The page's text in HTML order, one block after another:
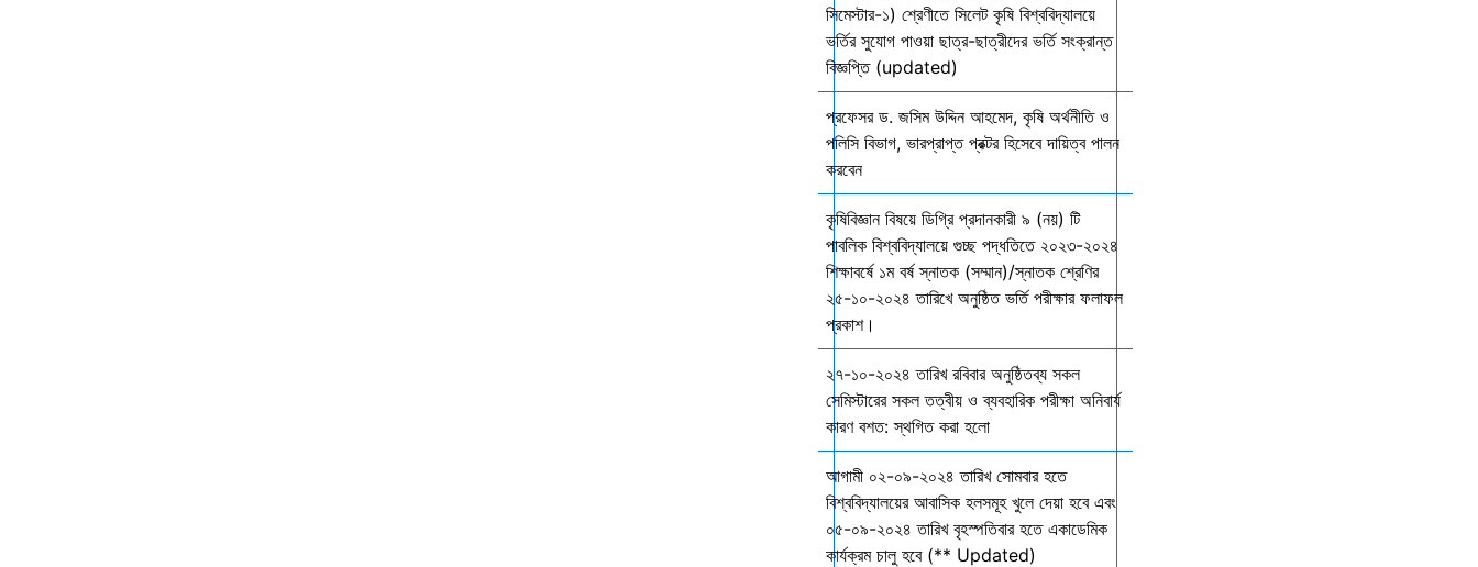
সিমেস্টার-১) শ্রেণীতে সিলেট কৃষি বিশ্ববিদ্যালয়ে
ভর্তির সুযোগ পাওয়া ছাত্র-ছাত্রীদের ভর্তি সংক্রান্ত
বিজ্ঞপ্তি (updated)
প্রফেসর ড. জসিম উদ্দিন আহমেদ, কৃষি অর্থনীতি ও
পলিসি বিভাগ, ভারপ্রাপ্ত প্রক্টর হিসেবে দায়িত্ব পালন
করবেন
কৃষিবিজ্ঞান বিষয়ে ডিগ্রি প্রদানকারী ৯ (নয়) টি
পাবলিক বিশ্ববিদ্যালয়ে গুচ্ছ পদ্ধতিতে ২০২৩-২০২৪
শিক্ষাবর্ষে ১ম বর্ষ স্নাতক (সম্মান)/স্নাতক শ্রেণির
২৫-১০-২০২৪ তারিখে অনুষ্ঠিত ভর্তি পরীক্ষার ফলাফল
প্রকাশ।
২৭-১০-২০২৪ তারিখ রবিবার অনুষ্ঠিতব্য সকল
সেমিস্টারের সকল তত্বীয় ও ব্যবহারিক পরীক্ষা অনিবার্য
কারণ বশত: স্থগিত করা হলো
আগামী ০২-০৯-২০২৪ তারিখ সোমবার হতে
বিশ্ববিদ্যালয়ের আবাসিক হলসমূহ খুলে দেয়া হবে এবং
০৫-০৯-২০২৪ তারিখ বৃহস্পতিবার হতে একাডেমিক
কার্যক্রম চালু হবে (** Updated)